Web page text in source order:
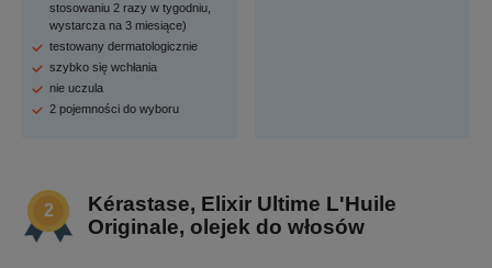
stosowaniu 2 razy w tygodniu,
wystarcza na 3 miesiące)
testowany dermatologicznie
szybko się wchłania
nie uczula
2 pojemności do wyboru
Kérastase, Elixir Ultime L'Huile
Originale, olejek do włosów